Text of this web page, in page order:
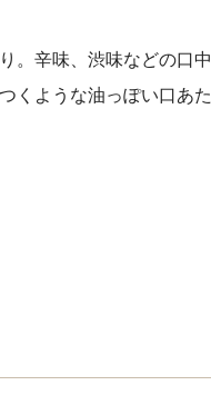
。辛味、渋味などの口
くような油っぽい口あ